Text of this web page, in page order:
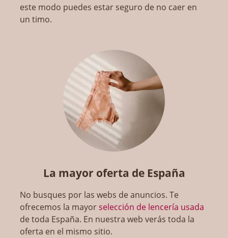
este modo puedes estar seguro de no caer en
un timo.
La mayor oferta de España
No busques por las webs de anuncios. Te
ofrecemos la mayorselección de lencería usada
de toda España. En nuestra web verás toda la
oferta en el mismo sitio.